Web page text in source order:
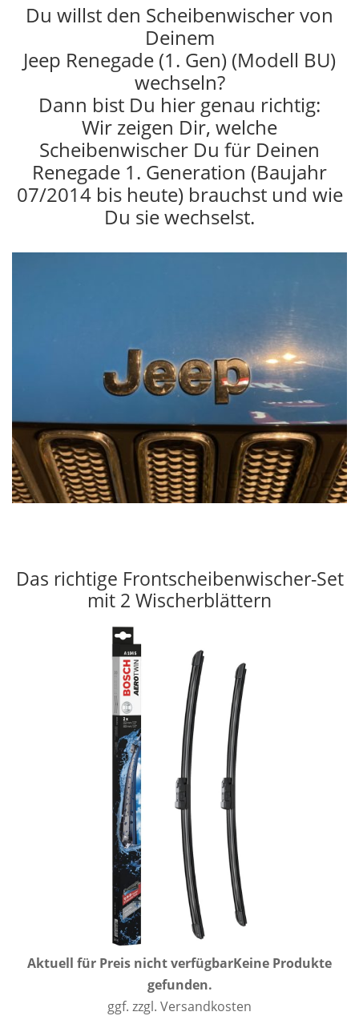
Du willst den Scheibenwischer von
Deinem
Jeep Renegade (1. Gen) (Modell BU)
wechseln?
Dann bist Du hier genau richtig:
Wir zeigen Dir, welche
Scheibenwischer Du für Deinen
Renegade 1. Generation (Baujahr
07/2014 bis heute) brauchst und wie
Du sie wechselst.
Das richtige Frontscheibenwischer-Set
mit 2 Wischerblättern
Aktuell für Preis nicht verfügbarKeine Produkte
gefunden.
ggf. zzgl. Versandkosten